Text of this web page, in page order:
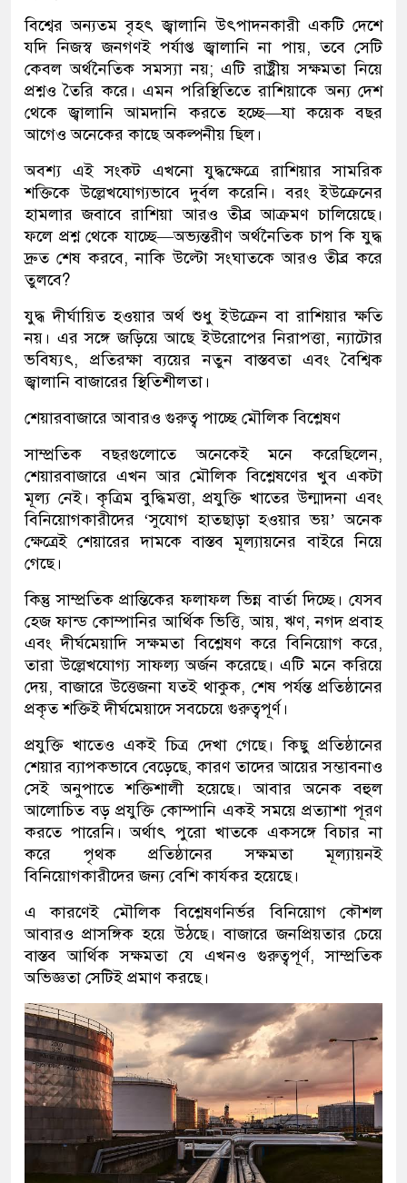
বিশ্বের অন্যতম বৃহৎ জ্বালানি উৎপাদনকারী একটি দেশে
যদি নিজস্ব জনগণই পর্যাপ্ত জ্বালানি না পায়, তবে সেটি
কেবল অর্থনৈতিক সমস্যা নয়; এটি রাষ্ট্রীয় সক্ষমতা নিয়ে
প্রশ্নও তৈরি করে। এমন পরিস্থিতিতে রাশিয়াকে অন্য দেশ
থেকে জ্বালানি আমদানি করতে হচ্ছে—যা কয়েক বছর
আগেও অনেকের কাছে অকল্পনীয় ছিল।
অবশ্য এই সংকট এখনো যুদ্ধক্ষেত্রে রাশিয়ার সামরিক
শক্তিকে উল্লেখযোগ্যভাবে দুর্বল করেনি। বরং ইউক্রেনের
হামলার জবাবে রাশিয়া আরও তীব্র আক্রমণ চালিয়েছে।
ফলে প্রশ্ন থেকে যাচ্ছে—অভ্যন্তরীণ অর্থনৈতিক চাপ কি যুদ্ধ
দ্রুত শেষ করবে, নাকি উল্টো সংঘাতকে আরও তীব্র করে
তুলবে?
যুদ্ধ দীর্ঘায়িত হওয়ার অর্থ শুধু ইউক্রেন বা রাশিয়ার ক্ষতি
নয়। এর সঙ্গে জড়িয়ে আছে ইউরোপের নিরাপত্তা, ন্যাটোর
ভবিষ্যৎ, প্রতিরক্ষা ব্যয়ের নতুন বাস্তবতা এবং বৈশ্বিক
জ্বালানি বাজারের স্থিতিশীলতা।
শেয়ারবাজারে আবারও গুরুত্ব পাচ্ছে মৌলিক বিশ্লেষণ
সাম্প্রতিক বছরগুলোতে অনেকেই মনে করেছিলেন,
শেয়ারবাজারে এখন আর মৌলিক বিশ্লেষণের খুব একটা
মূল্য নেই। কৃত্রিম বুদ্ধিমত্তা, প্রযুক্তি খাতের উন্মাদনা এবং
বিনিয়োগকারীদের ‘সুযোগ হাতছাড়া হওয়ার ভয়’ অনেক
ক্ষেত্রেই শেয়ারের দামকে বাস্তব মূল্যায়নের বাইরে নিয়ে
গেছে।
কিন্তু সাম্প্রতিক প্রান্তিকের ফলাফল ভিন্ন বার্তা দিচ্ছে। যেসব
হেজ ফান্ড কোম্পানির আর্থিক ভিত্তি, আয়, ঋণ, নগদ প্রবাহ
এবং দীর্ঘমেয়াদি সক্ষমতা বিশ্লেষণ করে বিনিয়োগ করে,
তারা উল্লেখযোগ্য সাফল্য অর্জন করেছে। এটি মনে করিয়ে
দেয়, বাজারে উত্তেজনা যতই থাকুক, শেষ পর্যন্ত প্রতিষ্ঠানের
প্রকৃত শক্তিই দীর্ঘমেয়াদে সবচেয়ে গুরুত্বপূর্ণ।
প্রযুক্তি খাতেও একই চিত্র দেখা গেছে। কিছু প্রতিষ্ঠানের
শেয়ার ব্যাপকভাবে বেড়েছে, কারণ তাদের আয়ের সম্ভাবনাও
সেই অনুপাতে শক্তিশালী হয়েছে। আবার অনেক বহুল
আলোচিত বড় প্রযুক্তি কোম্পানি একই সময়ে প্রত্যাশা পূরণ
করতে পারেনি। অর্থাৎ পুরো খাতকে একসঙ্গে বিচার না
করে পৃথক প্রতিষ্ঠানের সক্ষমতা মূল্যায়নই
বিনিয়োগকারীদের জন্য বেশি কার্যকর হয়েছে।
এ কারণেই মৌলিক বিশ্লেষণনির্ভর বিনিয়োগ কৌশল
আবারও প্রাসঙ্গিক হয়ে উঠছে। বাজারে জনপ্রিয়তার চেয়ে
বাস্তব আর্থিক সক্ষমতা যে এখনও গুরুত্বপূর্ণ, সাম্প্রতিক
অভিজ্ঞতা সেটিই প্রমাণ করছে।